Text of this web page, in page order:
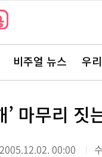
비주얼 뉴스 우
마무리 짓
2005.12.02. 00:00